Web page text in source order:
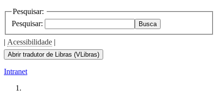
Pesquisar:
Pesquisar:
Busca
| Acessibilidade |
Abrir tradutor de Libras (VLibras)
Intranet